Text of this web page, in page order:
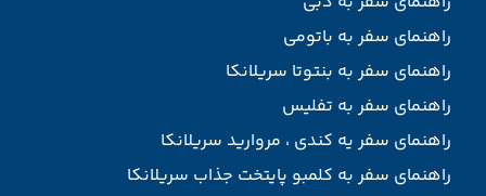
راهنمای سفر به باتومی
راهنمای سفر به بنتوتا سریلانکا
راهنمای سفر به تفلیس
راهنمای سفر یه کندی ، مروارید سریلانکا
راهنمای سفر به کلمبو پایتخت جذاب سریلانکا